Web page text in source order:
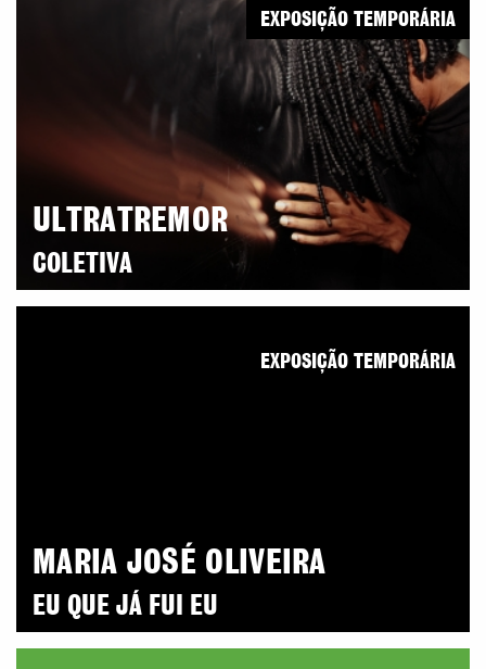
ULTRATREMOR
COLETIVA
EXPOSIÇÃO TEMPORÁRIA
MARIA JOSÉ OLIVEIRA
EU QUE JÁ FUI EU
EXPOSIÇÃO TEMPORÁRIA